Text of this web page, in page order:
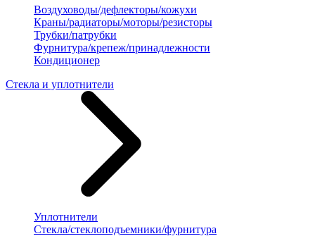
Воздуховоды/дефлекторы/кожухи
Краны/радиаторы/моторы/резисторы
Трубки/патрубки
Фурнитура/крепеж/принадлежности
Кондиционер
Стекла и уплотнители
Уплотнители
Стекла/стеклоподъемники/фурнитура